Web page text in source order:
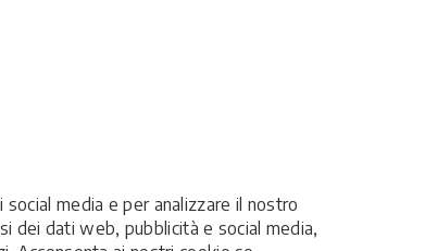
media e per analizzare il nostro
dei dati web, pubblicità e social media,